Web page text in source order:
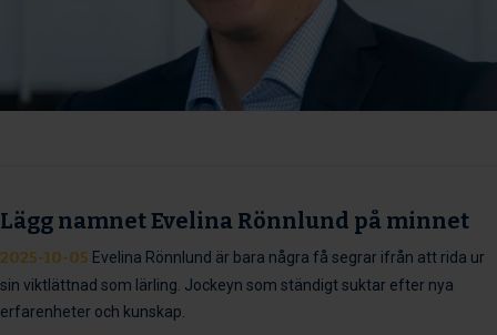
Lägg namnet Evelina Rönnlund på minnet
2025-10-05 Evelina Rönnlund är bara några få segrar ifrån att rida ur
sin viktlättnad som lärling. Jockeyn som ständigt suktar efter nya
erfarenheter och kunskap.